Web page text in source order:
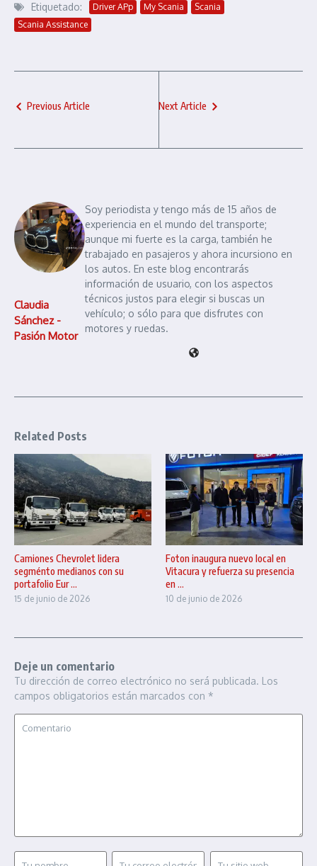
Etiquetado: Driver APp My Scania
Scania
Scania Assistance
Previous Article Next Article
Claudia
Sánchez -
Pasión Motor
Soy periodista y tengo más de 15 años de
experiencia en el mundo del transporte;
aunque mi fuerte es la carga, también he
trabajado en pasajeros y ahora incursiono en
los autos. En este blog encontrarás
información de usuario, con los aspectos
técnicos justos para elegir si buscas un
vehículo; o sólo para que disfrutes con
motores y ruedas.
Related Posts
Camiones Chevrolet lidera
segménto medianos con su
portafolio Eur ...
15 de junio de 2026
Foton inaugura nuevo local en
Vitacura y refuerza su presencia
en ...
10 de junio de 2026
Deje un comentario
Tu dirección de correo electrónico no será publicada. Los
campos obligatorios están marcados con *